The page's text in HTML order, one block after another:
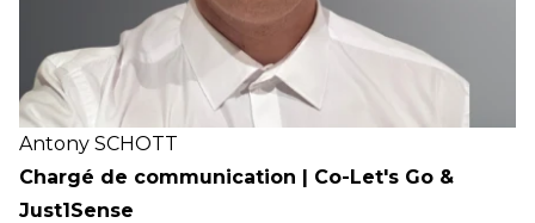
Antony SCHOTT
Chargé de communication | Co-Let's Go &
Just1Sense